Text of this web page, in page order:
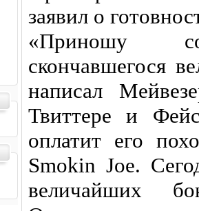
заявил о
«Приношу
скончавшегося
написал
Твиттере и
оплатит его
Smokin Joe.
величайших